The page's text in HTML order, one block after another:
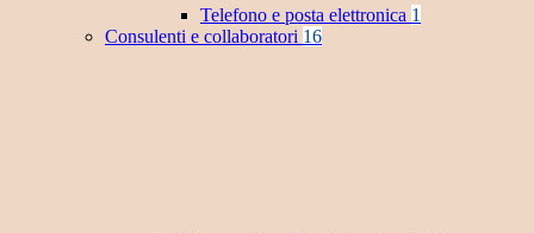
Telefono e posta elettronica 1
Consulenti e collaboratori 16